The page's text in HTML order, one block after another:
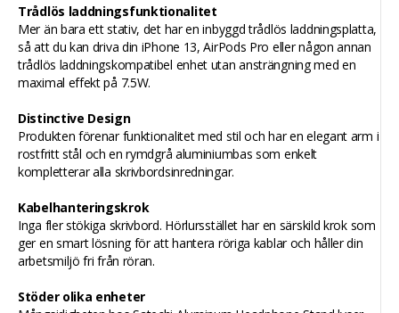
Trådlös laddningsfunktionalitet
Mer än bara ett stativ, det har en inbyggd trådlös laddningsplatta,
så att du kan driva din iPhone 13, AirPods Pro eller någon annan
trådlös laddningskompatibel enhet utan ansträngning med en
maximal effekt på 7.5W.
Distinctive Design
Produkten förenar funktionalitet med stil och har en elegant arm i
rostfritt stål och en rymdgrå aluminiumbas som enkelt
kompletterar alla skrivbordsinredningar.
Kabelhanteringskrok
Inga fler stökiga skrivbord. Hörlursstället har en särskild krok som
ger en smart lösning för att hantera röriga kablar och håller din
arbetsmiljö fri från röran.
Stöder olika enheter